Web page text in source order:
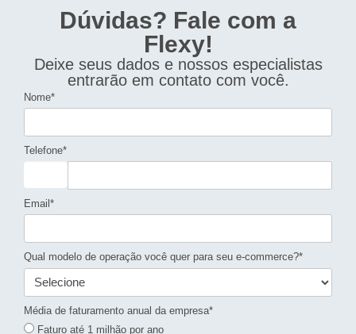
Dúvidas? Fale com a
Flexy!
Deixe seus dados e nossos especialistas
entrarão em contato com você.
Nome*
Telefone*
Email*
Qual modelo de operação você quer para seu e-commerce?*
Média de faturamento anual da empresa*
Faturo até 1 milhão por ano